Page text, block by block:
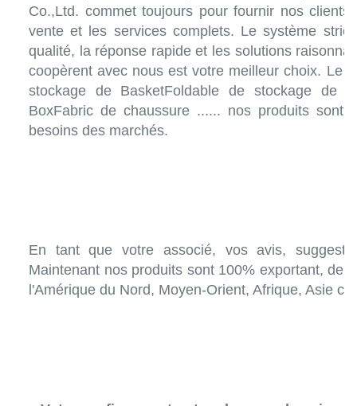
Co.,Ltd. commet toujours pour fournir nos
vente et les services complets. Le système
qualité, la réponse rapide et les solutions
coopèrent avec nous est votre meilleur choix. Le
stockage de BasketFoldable de stockage de
BoxFabric de chaussure ...... nos produits sont
besoins des marchés.
En tant que votre associé, vos avis,
Maintenant nos produits sont 100% exportant, de
l'Amérique du Nord, Moyen-Orient, Afrique, Asie